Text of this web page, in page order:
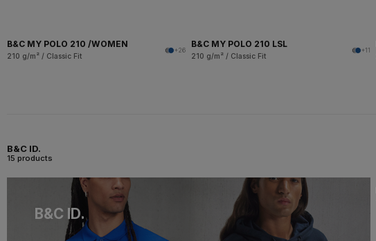
B&C MY POLO 210 /WOMEN
210 g/m² / Classic Fit
+26
B&C MY POLO 210 LSL
210 g/m² / Classic Fit
+11
B&C ID.
15 products
B&C ID.